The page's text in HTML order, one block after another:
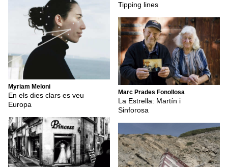
Myriam Meloni
En els dies clars es veu
Europa
Tipping lines
Marc Prades Fonollosa
La Estrella: Martín i
Sinforosa